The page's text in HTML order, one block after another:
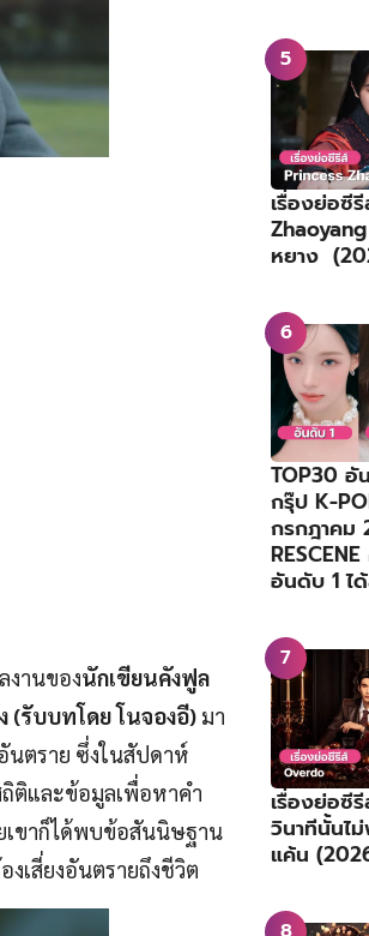
งานของนักเขียนคังฟูล
(รับบทโดย โนจองอี) มา
นตราย ซึ่งในสัปดาห์
ติและข้อมูลเพื่อหาคำ
เขาก็ได้พบข้อสันนิษฐาน
เสี่ยงอันตรายถึงชีวิต
เรื่องย่อซี
หยาง
TOP30 อั
กรุ๊ป K-
กรกฎาค
อันดับ 1 ได้
เรื่องย่อซี
วินาทีนั้นไ
แค้น